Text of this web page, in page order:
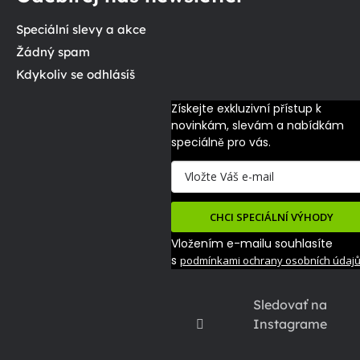
Sledovať na
Instagrame
Speciální slevy a akce
Žádný spam
Kdykoliv se odhlásíš
Získejte exkluzivní přístup k
novinkám, slevám a nabídkám
speciálně pro vás.
CHCI SPECIÁLNÍ VÝHODY
Vložením e-mailu souhlasíte
s podmínkami ochrany osobních údajů